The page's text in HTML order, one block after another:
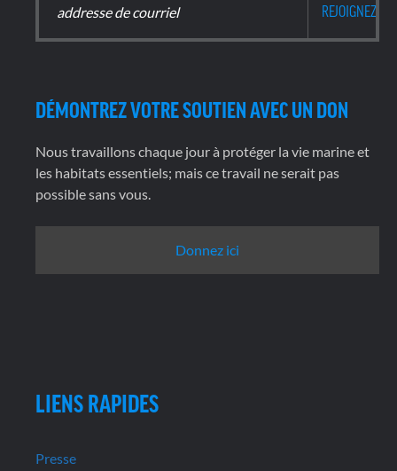
DÉMONTREZ VOTRE SOUTIEN AVEC UN DON
Nous travaillons chaque jour à protéger la vie marine et
les habitats essentiels; mais ce travail ne serait pas
possible sans vous.
Donnez ici
LIENS RAPIDES
Presse